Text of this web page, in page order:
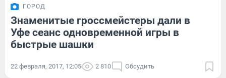
ГОРОД
Знаменитые гроссмейстеры дали в
Уфе сеанс одновременной игры в
быстрые шашки
22 февраля, 2017, 12:05 2 810 Обсудить